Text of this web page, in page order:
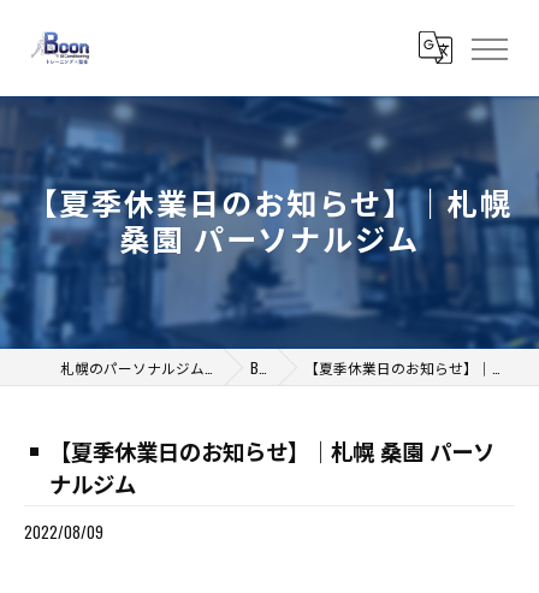
【夏季休業日のお知らせ】｜札幌
桑園 パーソナルジム
BLOG 【夏季休業日のお知らせ】｜札幌 桑園 パーソナルジム
【夏季休業日のお知らせ】｜札幌 桑園 パーソ
ナルジム
2022/08/09